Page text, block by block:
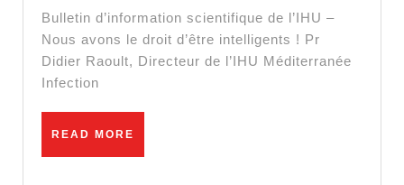
personnes
vaccinées
Bulletin d’information scientifique de l’IHU –
Nous avons le droit d’être intelligents ! Pr
Didier Raoult, Directeur de l’IHU Méditerranée
Infection
READ MORE